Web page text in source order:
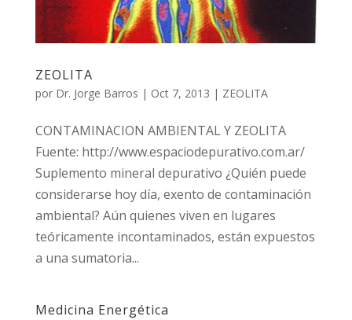
ZEOLITA
por Dr. Jorge Barros | Oct 7, 2013 | ZEOLITA
CONTAMINACION AMBIENTAL Y ZEOLITA
Fuente: http://www.espaciodepurativo.com.ar/
Suplemento mineral depurativo ¿Quién puede
considerarse hoy día, exento de contaminación
ambiental? Aún quienes viven en lugares
teóricamente incontaminados, están expuestos
a una sumatoria...
Medicina Energética